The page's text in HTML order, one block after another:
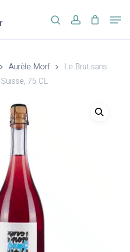
searchaccount
Aurèle Morf
Le Brut sans
75 CL
Menu